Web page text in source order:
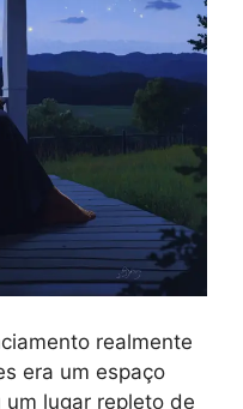
realmente
era um espaço
um lugar repleto de